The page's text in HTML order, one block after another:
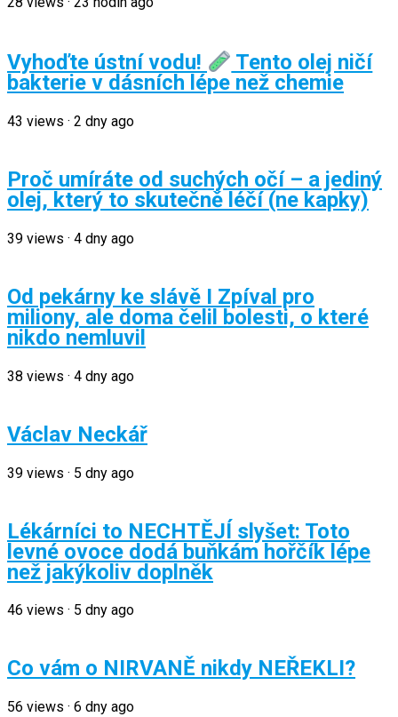
Vyhoďte ústní vodu!
Tento olej ničí
bakterie v dásních lépe než chemie
43 views · 2 dny ago
Proč umíráte od suchých očí – a jediný
olej, který to skutečně léčí (ne kapky)
39 views · 4 dny ago
Od pekárny ke slávě I Zpíval pro
miliony, ale doma čelil bolesti, o které
nikdo nemluvil
38 views · 4 dny ago
Václav Neckář
39 views · 5 dny ago
Lékárníci to NECHTĚJÍ slyšet: Toto
levné ovoce dodá buňkám hořčík lépe
než jakýkoliv doplněk
46 views · 5 dny ago
Co vám o NIRVANĚ nikdy NEŘEKLI?
56 views · 6 dny ago